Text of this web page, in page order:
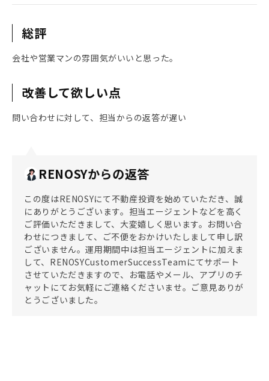
総評
会社や営業マンの雰囲気がいいと思った。
改善して欲しい点
問い合わせに対して、担当からの返答が遅い
RENOSYからの返答
この度はRENOSYにて不動産投資を始めていただき、誠
にありがとうございます。担当エージェントなどを高く
ご評価いただきまして、大変嬉しく思います。お問い合
わせにつきまして、ご不便をおかけいたしまして申し訳
ございません。運用期間中は担当エージェントに加えま
して、RENOSYCustomerSuccessTeamにてサポート
させていただきますので、お電話やメール、アプリのチ
ャットにてお気軽にご連絡くださいませ。ご意見ありが
とうございました。